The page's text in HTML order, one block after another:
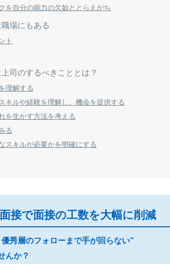
を自分の能力の欠如ととらえがち
場にもある
ト
司のするべきこととは？
理解する
キルや経験を理解し、機会を提供する
を生かす方法を考える
る
スキルが必要かを明確にする
接で面接の工数を大幅に削減
秀層のフォローまで手が回らない”
んか？